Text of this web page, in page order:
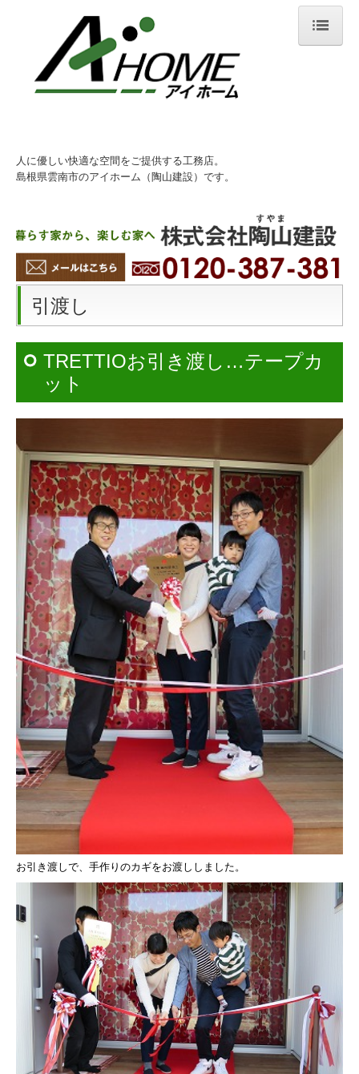
ホーム
アイホームのこだわり
スーパーウォール工法
商品紹介
施工事例（新築）
施工事例（リフォーム）
引渡し
施工ギャラリー
家づくりの流れ
お客様の声
資金情報
不動産情報
会社情報
お問合せ
資料請求
人に優しい快適な空間をご提供する工務店。
島根県雲南市のアイホーム（陶山建設）です。
引渡し
TRETTIOお引き渡し…テープカ
ット
お引き渡しで、手作りのカギをお渡ししました。